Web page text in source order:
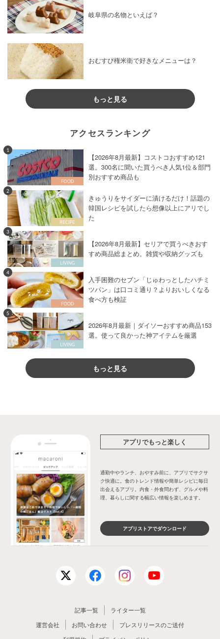
岐阜県の名物といえば？
おむすび権米衛で好きなメニューは？
もっと見る
アクセスランキング
1
【2026年8月最新】コストコおすすめ121
選。300名に聞いた買うべき人気1位＆部門
別おすすめ商品も
2
きゅうりをサイダーに漬けるだけ！話題の
韓国レシピを試したら想像以上にアリでし
た
3
【2026年8月最新】セリアで買うべきおす
すめ商品総まとめ。雑貨や収納グッズも
4
入手困難のセブン「じゅわっとしたハチミ
ツパン」は口コミ通り？よりおいしくなる
食べ方も検証
5
2026年8月最新｜ダイソーおすすめ商品153
選。使って良かった神アイテムを厳選
もっと見る
アプリでもっと楽しく
通勤中やランチ、おやすみ前に、アプリでサクサ
ク快適に。食のトレンド情報や簡単レシピに毎日
出会えるアプリ。内食・外食問わず、グルメや料
理、暮らしに関する幅広い情報を楽しめます。
アプリストアでダウンロード
記事一覧
ライター一覧
運営会社
お問い合わせ
プレスリリースのご送付